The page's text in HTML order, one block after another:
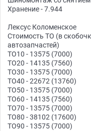
Хранение - 7.944
Лексус Коломенское
Стоимость ТО (в
автозапчастей)
ТО10 - 13575 (7000)
ТО20 - 14135 (7560)
ТО30 - 13575 (7000)
ТО40 - 22672 (13760)
ТО50 - 13575 (7000)
ТО60 - 14135 (7560)
ТО70 - 13575 (7000)
ТО80 - 38102 (17600)
ТО90 - 13575 (7000)